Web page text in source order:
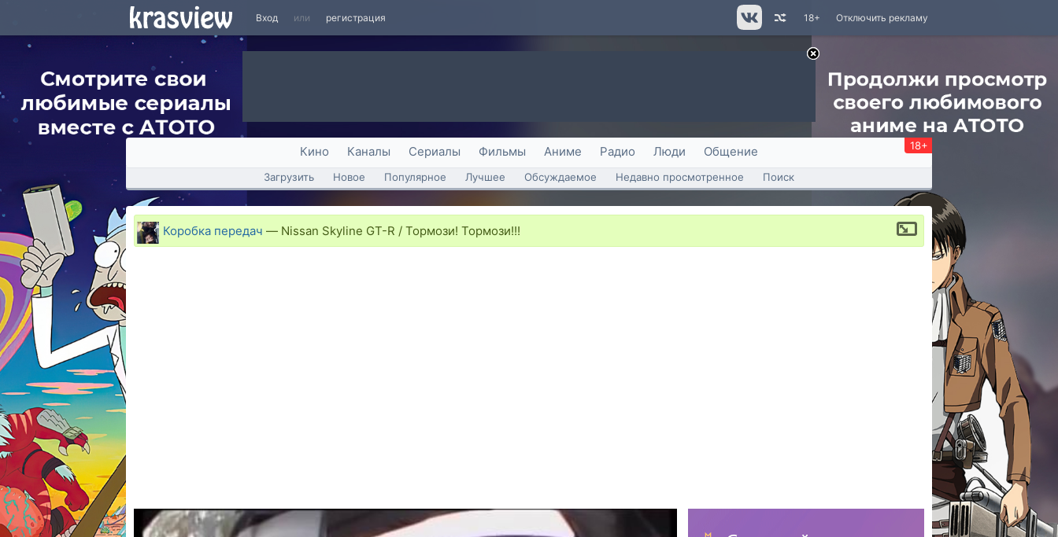
Вход или регистрация Отключить рекламу
18+
Кино Каналы Сериалы Фильмы Аниме Радио Люди Общение 18+
Загрузить Новое Популярное Лучшее Обсуждаемое Недавно просмотренное Поиск
Коробка передач — Nissan Skyline GT-R / Тормози! Тормози!!!